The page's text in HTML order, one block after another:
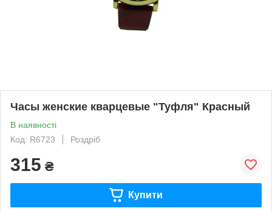
Часы женские кварцевые "Туфля" Красный
В наявності
Код: R6723
Роздріб
315 ₴
Купити